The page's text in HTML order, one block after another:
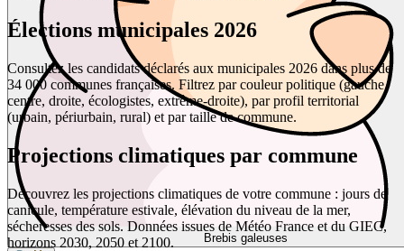
Brebis galeuses
Élections municipales 2026
Consultez les candidats déclarés aux municipales 2026 dans plus de
34 000 communes françaises. Filtrez par couleur politique (gauche,
centre, droite, écologistes, extrême-droite), par profil territorial
(urbain, périurbain, rural) et par taille de commune.
Projections climatiques par commune
Découvrez les projections climatiques de votre commune : jours de
canicule, température estivale, élévation du niveau de la mer,
sécheresses des sols. Données issues de Météo France et du GIEC,
horizons 2030, 2050 et 2100.